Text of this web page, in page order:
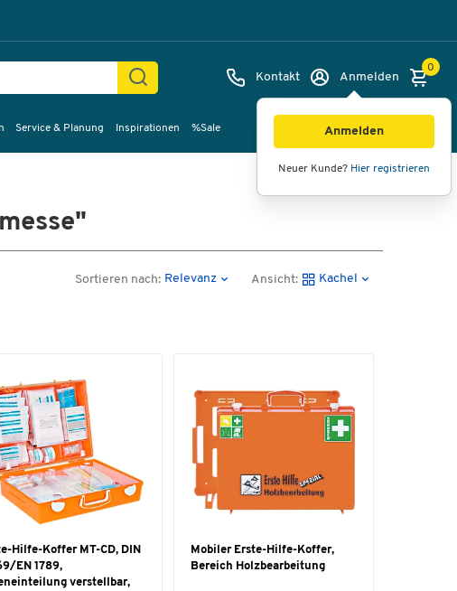
Kontakt Anmelden
Anmelden
Neuer Kunde? Hier registrieren
0
Service & Planung Inspirationen %Sale
Sortieren nach: Relevanz Ansicht: Kachel
Hilfe-Koffer MT-CD, DIN
EN 1789,
verstellbar,
Mobiler Erste-Hilfe-Koffer,
Bereich Holzbearbeitung